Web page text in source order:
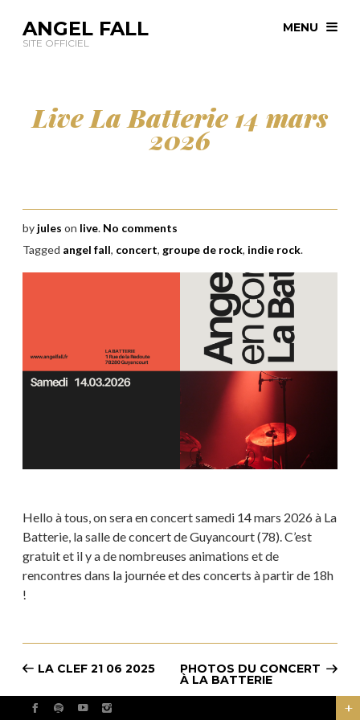
ANGEL FALL
SITE OFFICIEL
MENU
Live La Batterie 14 mars
2026
by jules on live. No comments
Tagged angel fall, concert, groupe de rock, indie rock.
Hello à tous, on sera en concert samedi 14 mars 2026 à La
Batterie, la salle de concert de Guyancourt (78). C’est
gratuit et il y a de nombreuses animations et de
rencontres dans la journée et des concerts à partir de 18h
!
LA CLEF 21 06 2025 PHOTOS DU CONCERT
À LA BATTERIE